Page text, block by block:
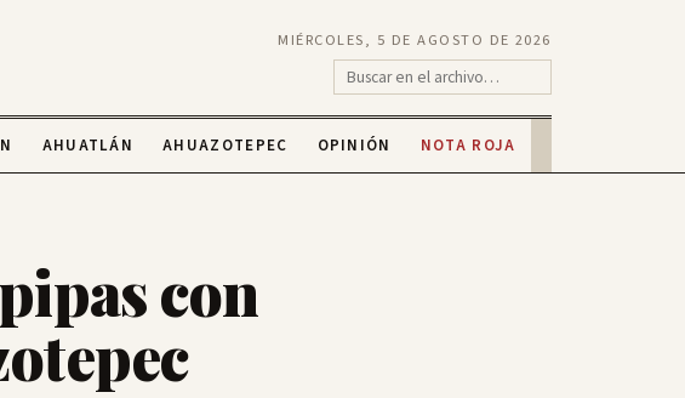
MIÉRCOLES, 5 DE AGOSTO DE 2026
AHUATLÁN AHUAZOTEPEC OPINIÓN NOTA ROJA
con